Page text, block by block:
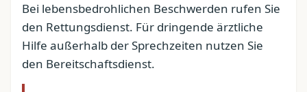
Bei lebensbedrohlichen Beschwerden rufen Sie
den Rettungsdienst. Für dringende ärztliche
Hilfe außerhalb der Sprechzeiten nutzen Sie
den Bereitschaftsdienst.